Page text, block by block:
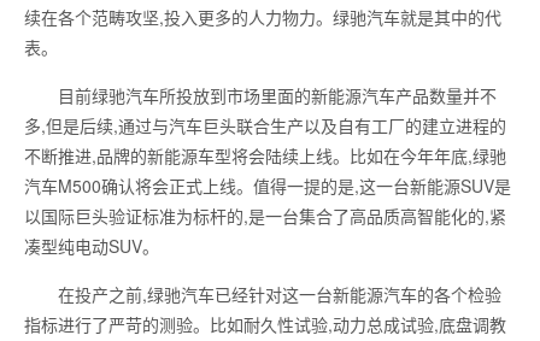
续在各个范畴攻坚,投入更多的人力物力。绿驰汽车就是其中的代
表。
目前绿驰汽车所投放到市场里面的新能源汽车产品数量并不
多,但是后续,通过与汽车巨头联合生产以及自有工厂的建立进程的
不断推进,品牌的新能源车型将会陆续上线。比如在今年年底,绿驰
汽车M500确认将会正式上线。值得一提的是,这一台新能源SUV是
以国际巨头验证标准为标杆的,是一台集合了高品质高智能化的,紧
凑型纯电动SUV。
在投产之前,绿驰汽车已经针对这一台新能源汽车的各个检验
指标进行了严苛的测验。比如耐久性试验,动力总成试验,底盘调教